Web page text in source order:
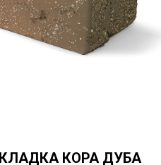
КЛАДКА КОРА ДУБА